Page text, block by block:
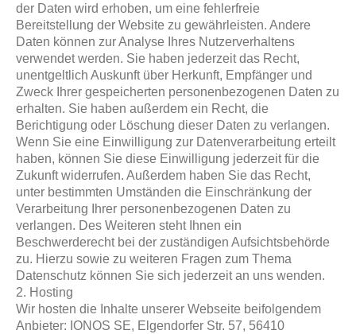
der Daten wird erhoben, um eine fehlerfreie
Bereitstellung der Website zu gewährleisten. Andere
Daten können zur Analyse Ihres Nutzerverhaltens
verwendet werden. Sie haben jederzeit das Recht,
unentgeltlich Auskunft über Herkunft, Empfänger und
Zweck Ihrer gespeicherten personenbezogenen Daten zu
erhalten. Sie haben außerdem ein Recht, die
Berichtigung oder Löschung dieser Daten zu verlangen.
Wenn Sie eine Einwilligung zur Datenverarbeitung erteilt
haben, können Sie diese Einwilligung jederzeit für die
Zukunft widerrufen. Außerdem haben Sie das Recht,
unter bestimmten Umständen die Einschränkung der
Verarbeitung Ihrer personenbezogenen Daten zu
verlangen. Des Weiteren steht Ihnen ein
Beschwerderecht bei der zuständigen Aufsichtsbehörde
zu. Hierzu sowie zu weiteren Fragen zum Thema
Datenschutz können Sie sich jederzeit an uns wenden.
2. Hosting
Wir hosten die Inhalte unserer Webseite beifolgendem
Anbieter: IONOS SE, Elgendorfer Str. 57, 56410